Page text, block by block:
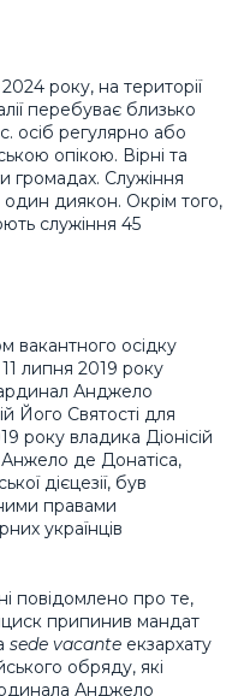
року, на території
перебуває близько
осіб регулярно або
опікою. Вірні та
громадах. Служіння
диякон. Окрім того,
служіння 45
вакантного осідку
липня 2019 року
Анджело
Його Святості для
року владика Діонісій
де Донатіса,
дієцезії, був
правами
українців
повідомлено про те,
припинив мандат
sede vacante екзархату
обряду, які
Анджело